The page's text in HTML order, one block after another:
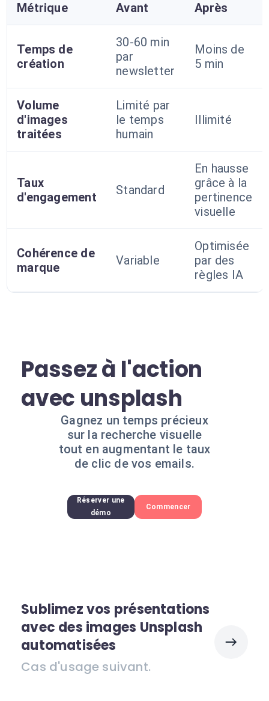
Métrique Avant Après
Temps de
création
30-60 min
par
newsletter
Moins de
5 min
Volume
d'images
traitées
Limité par
le temps
humain
Illimité
Taux
d'engagement
Standard
En hausse
grâce à la
pertinence
visuelle
Cohérence de
marque
Variable
Optimisée
par des
règles IA
Passez à l'action
avec unsplash
Gagnez un temps précieux
sur la recherche visuelle
tout en augmentant le taux
de clic de vos emails.
Réserver une
démo
Commencer
Sublimez vos présentations
avec des images Unsplash
automatisées
Cas d'usage suivant.